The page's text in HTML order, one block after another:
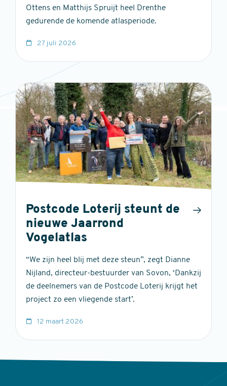
Ottens en Matthijs Spruijt heel Drenthe
gedurende de komende atlasperiode.
27 juli 2026
Postcode Loterij steunt de
nieuwe Jaarrond
Vogelatlas
“We zijn heel blij met deze steun”, zegt Dianne
Nijland, directeur-bestuurder van Sovon, ‘Dankzij
de deelnemers van de Postcode Loterij krijgt het
project zo een vliegende start’.
12 maart 2026